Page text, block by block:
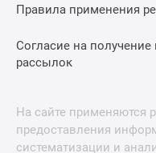
Правила применения
Согласие на
рассылок
На сайте применяются
предоставления
систематизации и